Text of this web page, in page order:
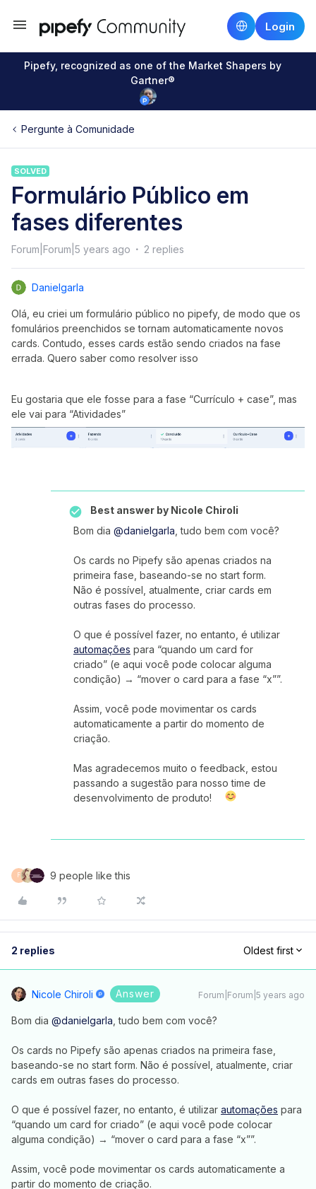
Login
Pipefy, recognized as one of the Market Shapers by
Gartner®
Pergunte à Comunidade
SOLVED
Formulário Público em
fases diferentes
Forum|Forum|5 years ago 2 replies
Danielgarla
Olá, eu criei um formulário público no pipefy, de modo que os
fomulários preenchidos se tornam automaticamente novos
cards. Contudo, esses cards estão sendo criados na fase
errada. Quero saber como resolver isso
Eu gostaria que ele fosse para a fase “Currículo + case”, mas
ele vai para “Atividades”
Best answer by Nicole Chiroli
Bom dia @danielgarla , tudo bem com você?
Os cards no Pipefy são apenas criados na
primeira fase, baseando-se no start form.
Não é possível, atualmente, criar cards em
outras fases do processo.
O que é possível fazer, no entanto, é utilizar
automações para “quando um card for
criado” (e aqui você pode colocar alguma
condição) → “mover o card para a fase “x””.
Assim, você pode movimentar os cards
automaticamente a partir do momento de
criação.
Mas agradecemos muito o feedback, estou
passando a sugestão para nosso time de
desenvolvimento de produto!
F 9 people like this
2 replies Oldest first
Nicole Chiroli Answer Forum|Forum|5 years ago
Bom dia @danielgarla , tudo bem com você?
Os cards no Pipefy são apenas criados na primeira fase,
baseando-se no start form. Não é possível, atualmente, criar
cards em outras fases do processo.
O que é possível fazer, no entanto, é utilizar automações para
“quando um card for criado” (e aqui você pode colocar
alguma condição) → “mover o card para a fase “x””.
Assim, você pode movimentar os cards automaticamente a
partir do momento de criação.